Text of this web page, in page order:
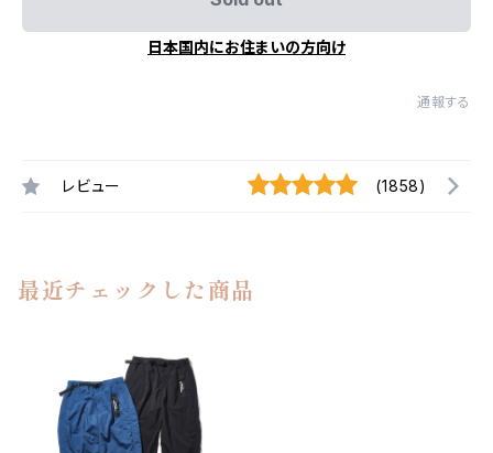
日本国内にお住まいの方向け
通報する
レビュー (1858)
最近チェックした商品